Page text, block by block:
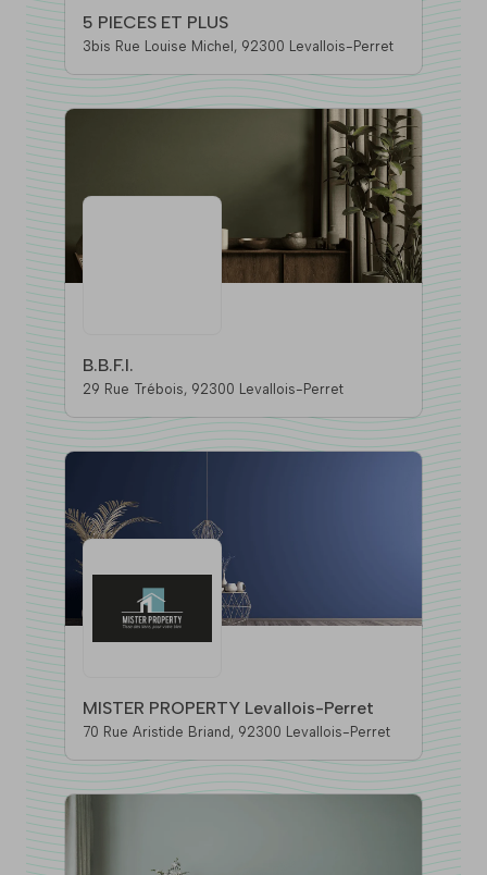
5 PIECES ET PLUS
3bis Rue Louise Michel, 92300 Levallois-Perret
B.B.F.I.
29 Rue Trébois, 92300 Levallois-Perret
MISTER PROPERTY Levallois-Perret
70 Rue Aristide Briand, 92300 Levallois-Perret